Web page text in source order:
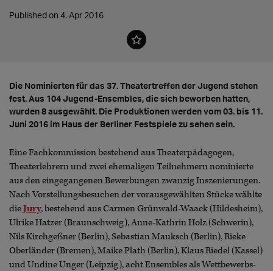
Published on 4. Apr 2016
Die Nominierten für das 37. Theatertreffen der Jugend stehen
fest. Aus 104 Jugend-Ensembles, die sich beworben hatten,
wurden 8 ausgewählt. Die Produktionen werden vom 03. bis 11.
Juni 2016 im Haus der Berliner Festspiele zu sehen sein.
Eine Fachkommission bestehend aus Theaterpädagogen,
Theaterlehrern und zwei ehemaligen Teilnehmern nominierte
aus den eingegangenen Bewerbungen zwanzig Inszenierungen.
Nach Vorstellungsbesuchen der vorausgewählten Stücke wählte
dieJury, bestehend aus Carmen Grünwald-Waack (Hildesheim),
Ulrike Hatzer (Braunschweig), Anne-Kathrin Holz (Schwerin),
Nils Kirchgeßner (Berlin), Sebastian Mauksch (Berlin), Rieke
Oberländer (Bremen), Maike Plath (Berlin), Klaus Riedel (Kassel)
und Undine Unger (Leipzig), acht Ensembles als Wettbewerbs-